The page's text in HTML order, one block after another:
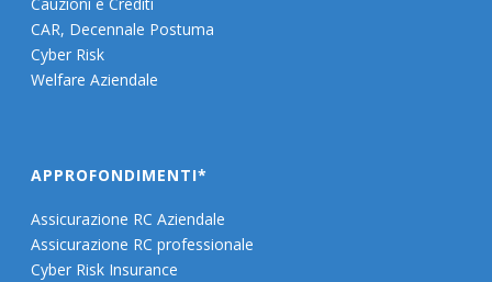
CAR, Decennale Postuma
Cyber Risk
Welfare Aziendale
APPROFONDIMENTI*
Assicurazione RC Aziendale
Assicurazione RC professionale
Cyber Risk Insurance